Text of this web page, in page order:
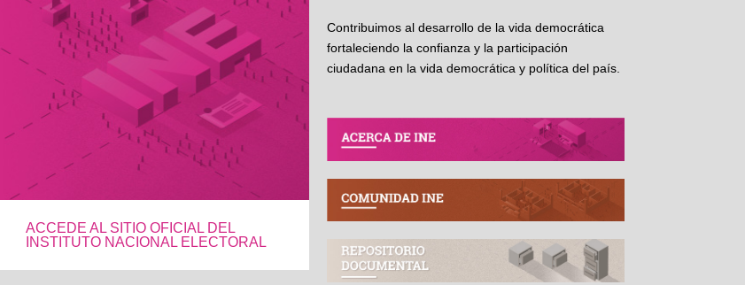
ACCEDE AL SITIO OFICIAL DEL
INSTITUTO NACIONAL ELECTORAL
Contribuimos al desarrollo de la vida democrática
fortaleciendo la confianza y la participación
ciudadana en la vida democrática y política del país.